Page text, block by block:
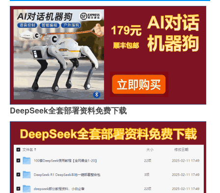
DeepSeek全套部署资料免费下载